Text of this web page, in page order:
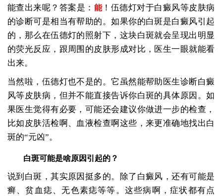
能查出来呢？答案是： 能！伍德灯对于白癜风等皮肤病
的诊断可是相当有帮助的。如果你的白斑是白癜风引起
的，那么在伍德灯的照射下，这块白斑就会呈现出明显
的荧光反应，跟周围的皮肤形成对比，医生一眼就能看
出来。
当然啦，伍德灯也不是的。它虽然能帮助医生诊断白癜
风等皮肤病，但并不能直接告诉你白斑的具体原因。如
果医生觉得有必要，可能还会建议你做进一步的检查，
比如皮肤活检啊、血液检查啊这些，来更准确地找出白
斑的“元凶”。
白斑可能是啥原因引起的？
说到白斑，其实原因挺多的。除了白癜风，还有可能是
癣、贫血痣、无色素痣等等。这些病啊，症状都有点